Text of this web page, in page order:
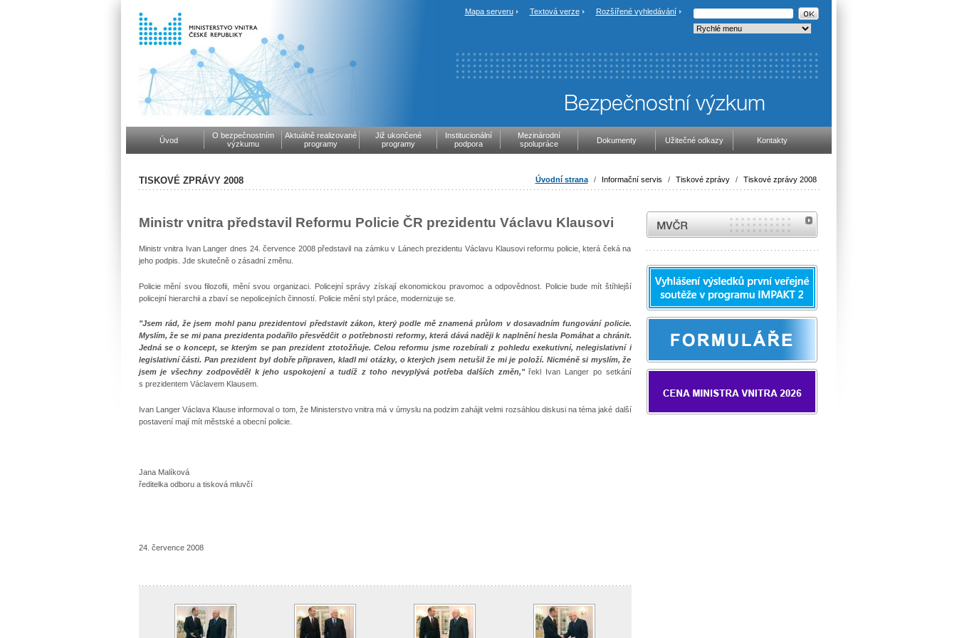
Mapa serveru Textová verze Rozšířené vyhledávání
Úvod
O bezpečnostním
výzkumu
Aktuálně realizované
programy
Již ukončené
programy
Institucionální
podpora
Mezinárodní
spolupráce
Dokumenty Užitečné odkazy Kontakty
Úvodní strana / Informační servis / Tiskové zprávy / Tiskové zprávy 2008
TISKOVÉ ZPRÁVY 2008
Ministr vnitra představil Reformu Policie ČR prezidentu Václavu Klausovi
Ministr vnitra Ivan Langer dnes 24. července 2008 představil na zámku v Lánech prezidentu Václavu Klausovi reformu policie, která čeká na
jeho podpis. Jde skutečně o zásadní změnu.
Policie mění svou filozofii, mění svou organizaci. Policejní správy získají ekonomickou pravomoc a odpovědnost. Policie bude mít štíhlejší
policejní hierarchii a zbaví se nepolicejních činností. Policie mění styl práce, modernizuje se.
"Jsem rád, že jsem mohl panu prezidentovi představit zákon, který podle mě znamená průlom v dosavadním fungování policie.
Myslím, že se mi pana prezidenta podařilo přesvědčit o potřebnosti reformy, která dává naději k naplnění hesla Pomáhat a chránit.
Jedná se o koncept, se kterým se pan prezident ztotožňuje. Celou reformu jsme rozebírali z pohledu exekutivní, nelegislativní i
legislativní části. Pan prezident byl dobře připraven, kladl mi otázky, o kterých jsem netušil že mi je položí. Nicméně si myslím, že
jsem je všechny zodpověděl k jeho uspokojení a tudíž z toho nevyplývá potřeba dalších změn,"řekl Ivan Langer po setkání
s prezidentem Václavem Klausem.
Ivan Langer Václava Klause informoval o tom, že Ministerstvo vnitra má v úmyslu na podzim zahájit velmi rozsáhlou diskusi na téma jaké další
postavení mají mít městské a obecní policie.
Jana Malíková
ředitelka odboru a tisková mluvčí
24. července 2008
MVČR